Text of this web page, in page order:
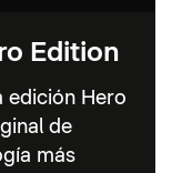
Edition
edición Hero
de
más